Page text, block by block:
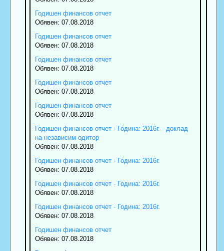
Годишен финансов отчет
Обявен: 07.08.2018
Годишен финансов отчет
Обявен: 07.08.2018
Годишен финансов отчет
Обявен: 07.08.2018
Годишен финансов отчет
Обявен: 07.08.2018
Годишен финансов отчет
Обявен: 07.08.2018
Годишен финансов отчет - Година: 2016г. - доклад
на независим одитор
Обявен: 07.08.2018
Годишен финансов отчет - Година: 2016г.
Обявен: 07.08.2018
Годишен финансов отчет - Година: 2016г.
Обявен: 07.08.2018
Годишен финансов отчет - Година: 2016г.
Обявен: 07.08.2018
Годишен финансов отчет
Обявен: 07.08.2018